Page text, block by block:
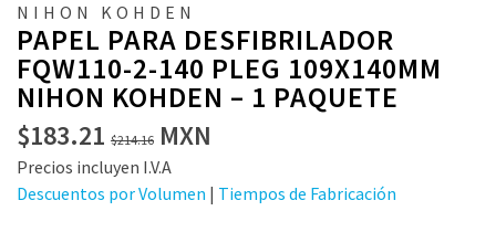
NIHON KOHDEN
PAPEL PARA DESFIBRILADOR
FQW110-2-140 PLEG 109X140MM
NIHON KOHDEN – 1 PAQUETE
$214.16 El
precio
original
$183.21 El
precio
actual
MXN
Precios incluyen I.V.A
Descuentos por Volumen | Tiempos de Fabricación